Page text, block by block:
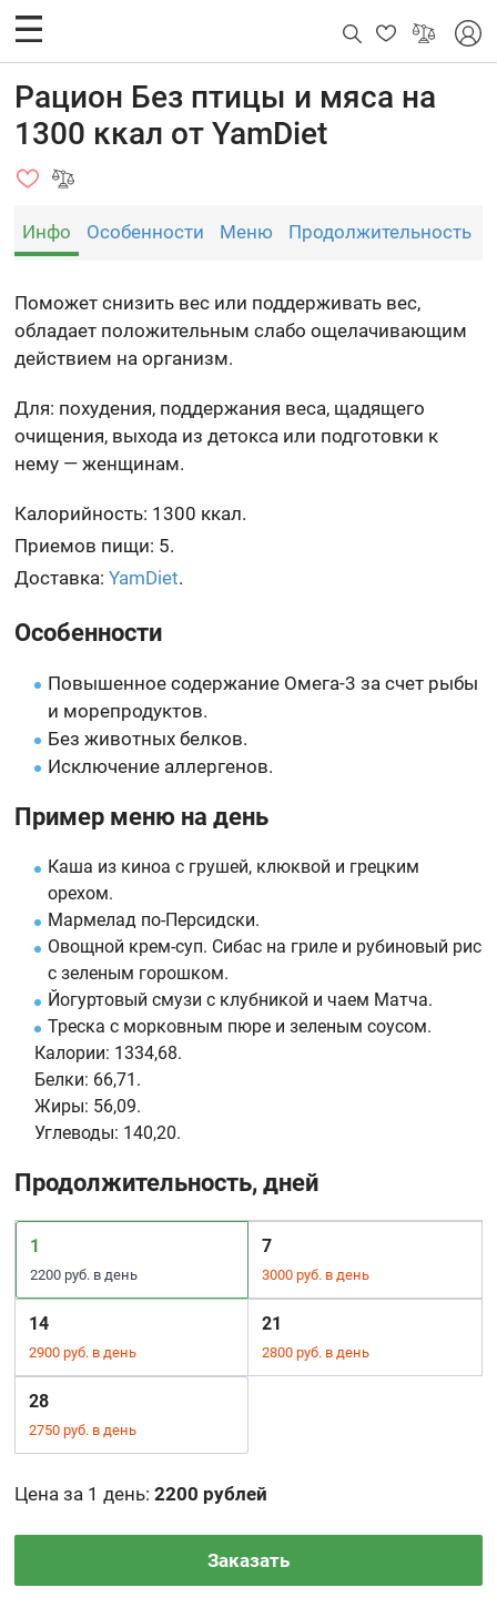
Рацион Без птицы и мяса на
1300 ккал от YamDiet
Инфо Особенности Меню Продолжительность
Поможет снизить вес или поддерживать вес,
обладает положительным слабо ощелачивающим
действием на организм.
Для: похудения, поддержания веса, щадящего
очищения, выхода из детокса или подготовки к
нему — женщинам.
Калорийность: 1300 ккал.
Приемов пищи: 5.
Доставка:YamDiet.
Особенности
Повышенное содержание Омега-3 за счет рыбы
и морепродуктов.
Без животных белков.
Исключение аллергенов.
Пример меню на день
Каша из киноа с грушей, клюквой и грецким
орехом.
Мармелад по-Персидски.
Овощной крем-суп. Сибас на гриле и рубиновый рис
с зеленым горошком.
Йогуртовый смузи с клубникой и чаем Матча.
Треска с морковным пюре и зеленым соусом.
Калории: 1334,68.
Белки: 66,71.
Жиры: 56,09.
Углеводы: 140,20.
Продолжительность, дней
1
2200 руб. в день
7
3000 руб. в день
14
2900 руб. в день
21
2800 руб. в день
28
2750 руб. в день
Цена за 1 день:2200 рублей
Заказать